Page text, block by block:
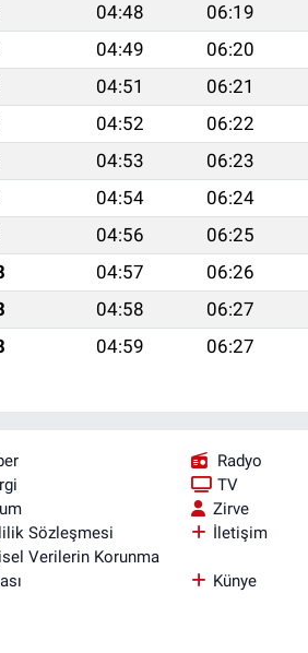
04:48 06:19
04:49 06:20
04:51 06:21
04:52 06:22
04:53 06:23
04:54 06:24
04:56 06:25
04:57 06:26
04:58 06:27
04:59 06:27
Radyo
TV
Zirve
Sözleşmesi
İletişim
Verilerin Korunma
Künye